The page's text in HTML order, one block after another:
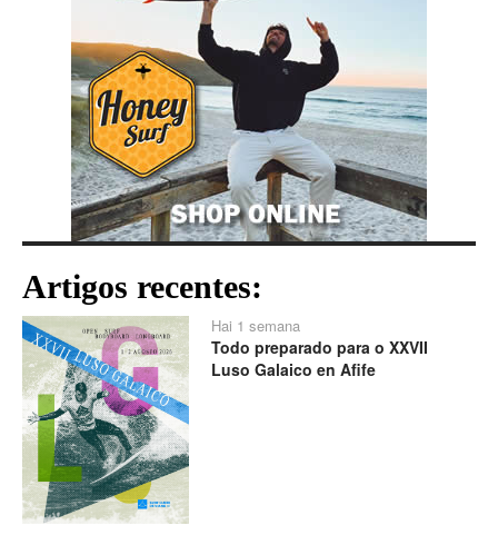
Artigos recentes:
Hai 1 semana
Todo preparado para o XXVII
Luso Galaico en Afife